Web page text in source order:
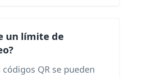
un límite de
códigos QR se pueden